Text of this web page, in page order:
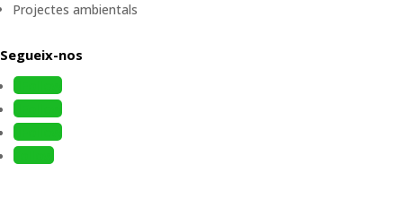
Projectes ambientals
Segueix-nos
Follow
Follow
Follow
Follow